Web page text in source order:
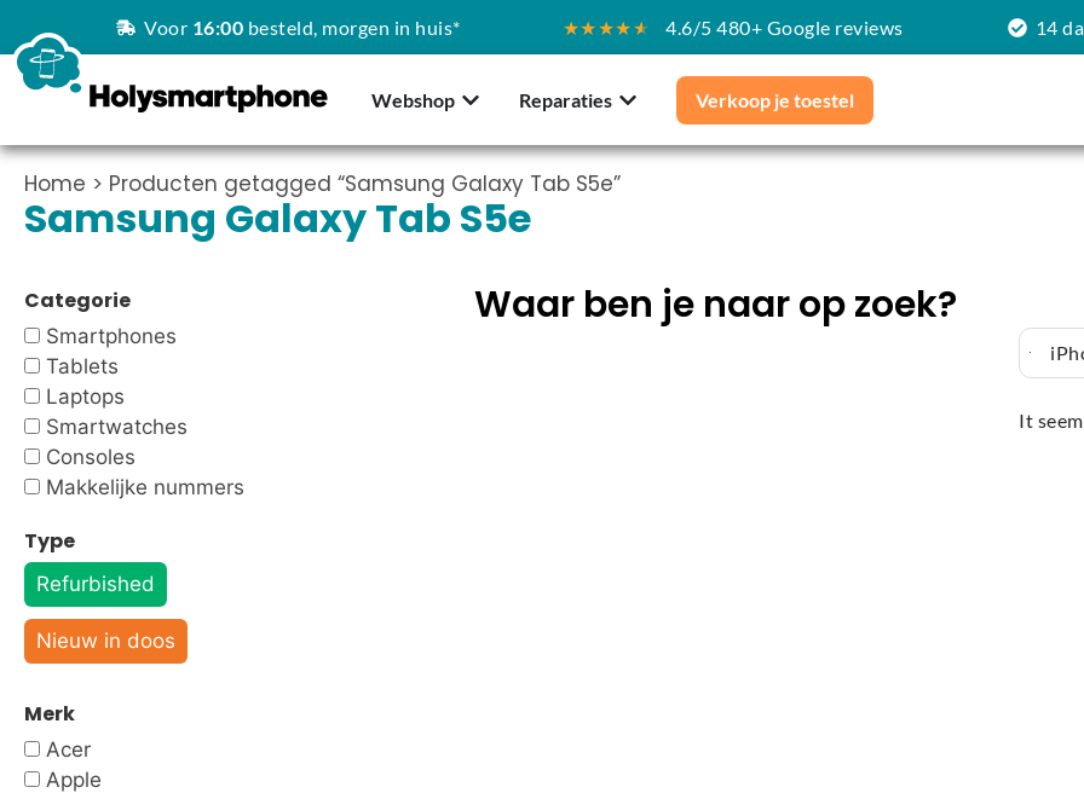
Voor 16:00 besteld, morgen in huis* ★★★★★ 4.6/5 480+ Google reviews 14
Webshop Reparaties Verkoop je toestel
Home > Producten getagged “Samsung Galaxy Tab S5e”
Samsung Galaxy Tab S5e
Categorie
Smartphones
Tablets
Laptops
Smartwatches
Consoles
Makkelijke nummers
Type
Refurbished
Nieuw in doos
Merk
Acer
Apple
Waar ben je naar op zoek?
It